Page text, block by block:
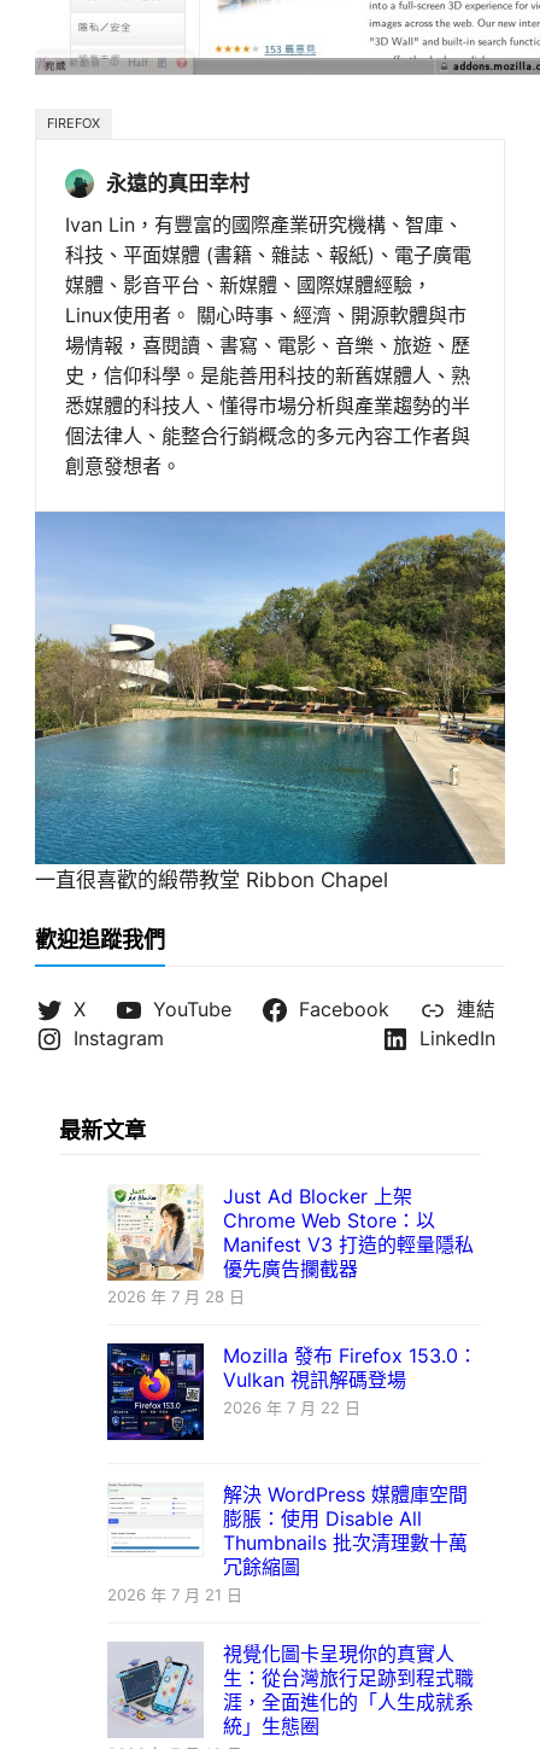
FIREFOX
永遠的真田幸村
Ivan Lin，有豐富的國際產業研究機構、智庫、
科技、平面媒體 (書籍、雜誌、報紙)、電子廣電
媒體、影音平台、新媒體、國際媒體經驗，
Linux使用者。 關心時事、經濟、開源軟體與市
場情報，喜閱讀、書寫、電影、音樂、旅遊、歷
史，信仰科學。是能善用科技的新舊媒體人、熟
悉媒體的科技人、懂得市場分析與產業趨勢的半
個法律人、能整合行銷概念的多元內容工作者與
創意發想者。
一直很喜歡的緞帶教堂 Ribbon Chapel
歡迎追蹤我們
X YouTube Facebook
連結
Instagram
LinkedIn
最新文章
Just Ad Blocker 上架
Chrome Web Store：以
Manifest V3 打造的輕量隱私
優先廣告攔截器
2026 年 7 月 28 日
Mozilla 發布 Firefox 153.0：
Vulkan 視訊解碼登場
2026 年 7 月 22 日
解決 WordPress 媒體庫空間
膨脹：使用 Disable All
Thumbnails 批次清理數十萬
冗餘縮圖
2026 年 7 月 21 日
視覺化圖卡呈現你的真實人
生：從台灣旅行足跡到程式職
涯，全面進化的「人生成就系
統」生態圈